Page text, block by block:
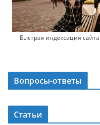
Быстрая индексация сайта
Вопросы-ответы
Статьи